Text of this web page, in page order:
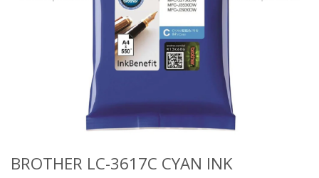
BROTHER LC-3617C CYAN INK